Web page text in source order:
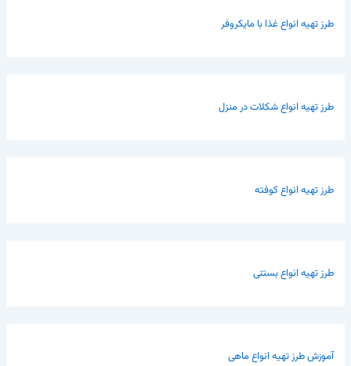
طرز تهیه انواع غذا با مایکروفر
طرز تهیه انواع شکلات در منزل
طرز تهیه انواع کوفته
طرز تهیه انواع بستنی
آموزش طرز تهیه انواع ماهی